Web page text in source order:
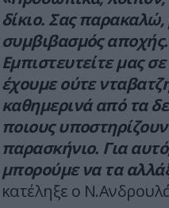
δίκιο. Σας
συμβιβασμός αποχής.
Εμπιστευτείτε μας
έχουμε ούτε
καθημερινά από τα
ποιους
παρασκήνιο. Για
μπορούμε να τα
κατέληξε ο